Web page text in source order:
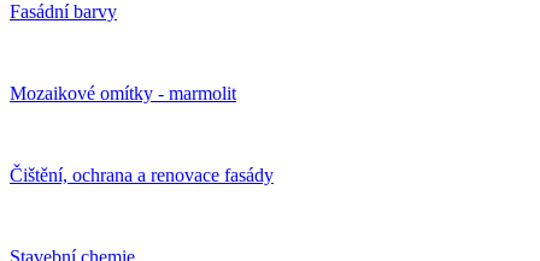
Fasádní barvy
Mozaikové omítky - marmolit
Čištění, ochrana a renovace fasády